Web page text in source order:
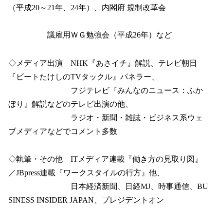
（平成20～21年、24年）、内閣府 規制改革会
議雇用ＷＧ勉強会（平成26年）など
◇メディア出演 NHK『あさイチ』解説、テレビ朝日
『ビートたけしのTVタックル』パネラー、
フジテレビ『みんなのニュース：ふか
ぼり』解説などのテレビ出演の他、
ラジオ・新聞・雑誌・ビジネス系ウェ
ブメディアなどでコメント多数
◇執筆・その他 ITメディア連載『働き方の見取り図』
／JBpress連載『ワークスタイルの行方』他、
日本経済新聞、日経MJ、時事通信、BU
SINESS INSIDER JAPAN、プレジデントオン